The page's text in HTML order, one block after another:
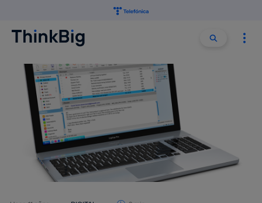
Buscar